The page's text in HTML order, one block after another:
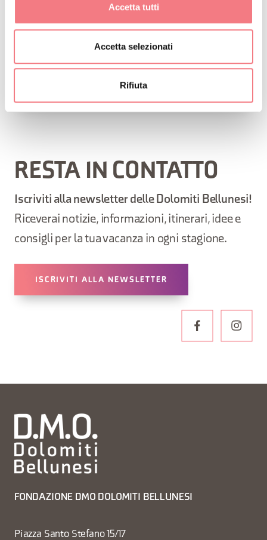
Accetta tutti
Accetta selezionati
Rifiuta
Villa visitabile su appuntamento telefonando al 347
9676850, previsto biglietto d'ingresso.
RICHIEDI INFORMAZIONI
RESTA IN CONTATTO
Iscriviti alla newsletter delle Dolomiti Bellunesi!
Riceverai notizie, informazioni, itinerari, idee e
consigli per la tua vacanza in ogni stagione.
ISCRIVITI ALLA NEWSLETTER
FONDAZIONE DMO DOLOMITI BELLUNESI
Piazza Santo Stefano 15/17